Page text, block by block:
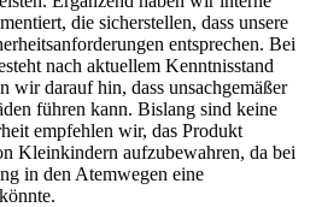
die sicherstellen, dass unsere
entsprechen. Bei
nach aktuellem Kenntnisstand
wir darauf hin, dass unsachgemäßer
führen kann. Bislang sind keine
empfehlen wir, das Produkt
Kleinkindern aufzubewahren, da bei
in den Atemwegen eine